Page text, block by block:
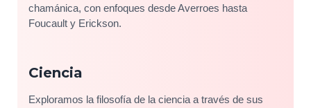
chamánica, con enfoques desde Averroes hasta
Foucault y Erickson.
Ciencia
Exploramos la filosofía de la ciencia a través de sus